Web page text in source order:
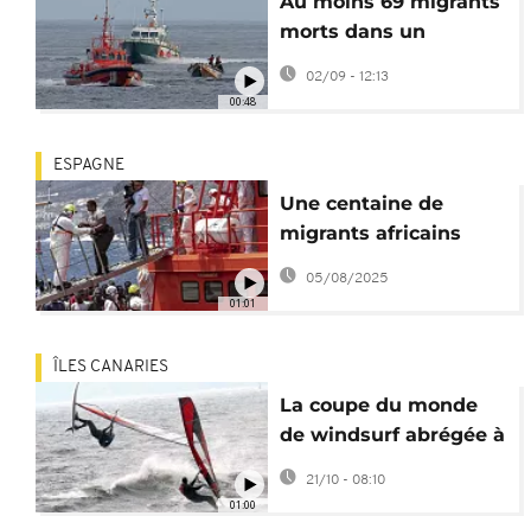
00:48
morts dans un
naufrage au large de
la Mauritanie
02/09 - 12:13
01:01
ESPAGNE
Une centaine de
migrants africains
secourus aux îles
Canaries
05/08/2025
01:00
ÎLES CANARIES
La coupe du monde
de windsurf abrégée à
Fuerteventura pour
cause de "vents
21/10 - 08:10